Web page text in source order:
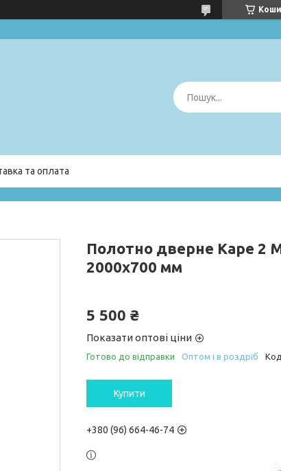
та оплата
Полотно дверне Каре 2
2000х700 мм
5 500 ₴
Показати оптові ціни
Готово до відправки Оптом і в роздріб
Купити
+380 (96) 664-46-74